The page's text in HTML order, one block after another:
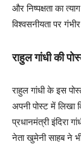
और निष्पक्षता का
विश्वसनीयता पर
राहुल गांधी की
राहुल गांधी के इस
अपनी पोस्ट में लिखा
प्रधानमंत्री इंदिरा
नेता खुमेनी साहब ने